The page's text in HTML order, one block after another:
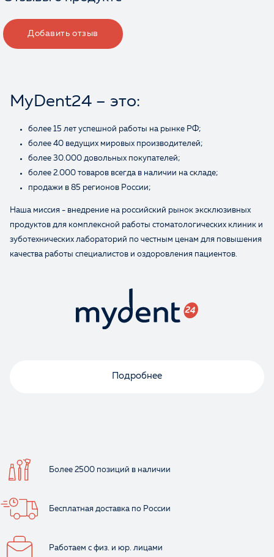
Добавить отзыв
MyDent24 – это:
более 15 лет успешной работы на рынке РФ;
более 40 ведущих мировых производителей;
более 30.000 довольных покупателей;
более 2.000 товаров всегда в наличии на складе;
продажи в 85 регионов России;
Наша миссия - внедрение на российский рынок эксклюзивных
продуктов для комплексной работы стоматологических клиник и
зуботехнических лабораторий по честным ценам для повышения
качества работы специалистов и оздоровления пациентов.
Подробнее
Более 2500 позиций в наличии
Бесплатная доставка по России
Работаем с физ. и юр. лицами